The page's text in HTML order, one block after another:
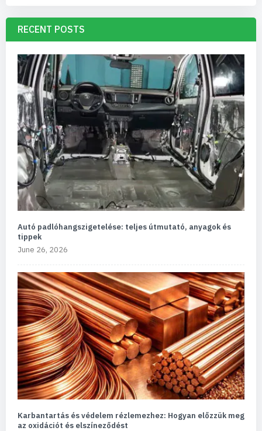
RECENT POSTS
Autó padlóhangszigetelése: teljes útmutató, anyagok és
tippek
June 26, 2026
Karbantartás és védelem rézlemezhez: Hogyan előzzük meg
az oxidációt és elszíneződést